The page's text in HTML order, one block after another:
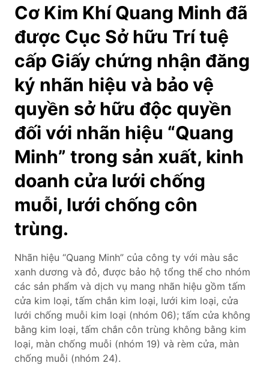
Cơ Kim Khí Quang Minh đã
được Cục Sở hữu Trí tuệ
cấp Giấy chứng nhận đăng
ký nhãn hiệu và bảo vệ
quyền sở hữu độc quyền
đối với nhãn hiệu “Quang
Minh” trong sản xuất, kinh
doanh cửa lưới chống
muỗi, lưới chống côn
trùng.
Nhãn hiệu “Quang Minh” của công ty với màu sắc
xanh dương và đỏ, được bảo hộ tổng thể cho nhóm
các sản phẩm và dịch vụ mang nhãn hiệu gồm tấm
cửa kim loại, tấm chắn kim loại, lưới kim loại, cửa
lưới chống muỗi kim loại (nhóm 06); tấm cửa không
bằng kim loại, tấm chắn côn trùng không bằng kim
loại, màn chống muỗi (nhóm 19) và rèm cửa, màn
chống muỗi (nhóm 24).